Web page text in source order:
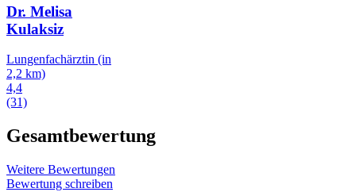
Dr. Melisa
Kulaksiz
Lungenfachärztin (in
2,2 km)
4,4
(31)
Gesamtbewertung
Weitere Bewertungen
Bewertung schreiben